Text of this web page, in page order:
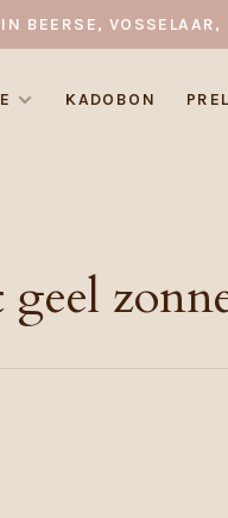
BEERSE,
KADOBON